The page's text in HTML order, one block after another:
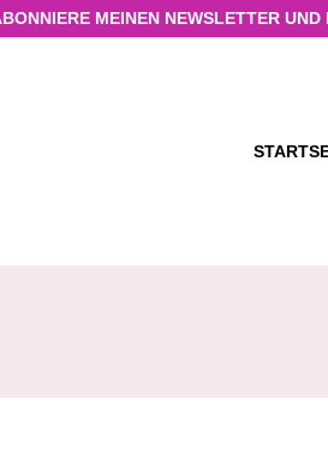
MEINEN NEWSLETTER